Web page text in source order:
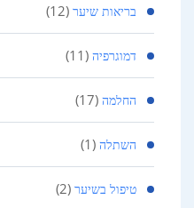
בריאות שיער (12)
דמוגרפיה (11)
החלמה (17)
השתלה (1)
טיפול בשיער (2)